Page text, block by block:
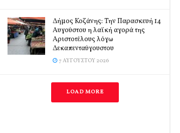
Δήμος Κοζάνης: Την Παρασκευή 14
Αυγούστου η λαϊκή αγορά της
Αριστοτέλους λόγω
Δεκαπενταύγουστου
7 ΑΥΓΟΎΣΤΟΥ 2026
LOAD MORE